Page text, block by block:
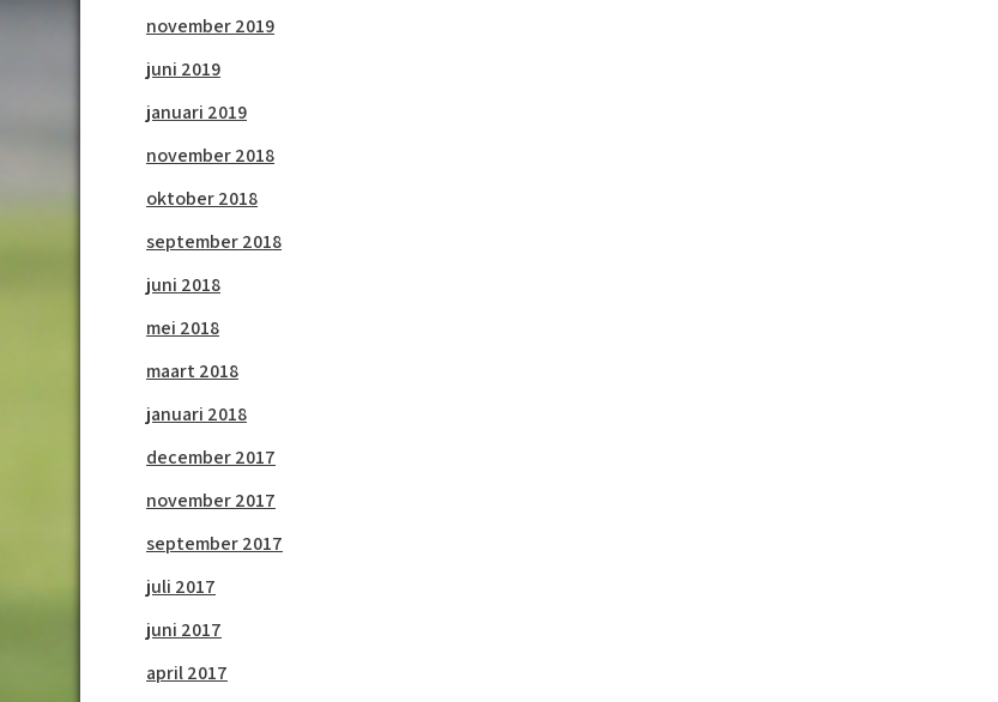
november 2019
juni 2019
januari 2019
november 2018
oktober 2018
september 2018
juni 2018
mei 2018
maart 2018
januari 2018
december 2017
november 2017
september 2017
juli 2017
juni 2017
april 2017